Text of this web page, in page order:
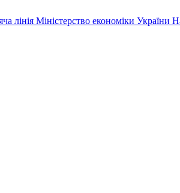
лінія Міністерство економіки України